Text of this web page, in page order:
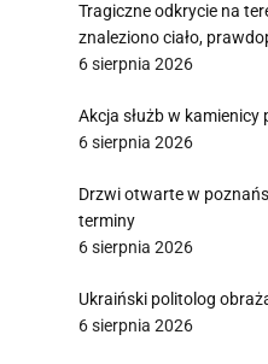
Tragiczne odkrycie na
znaleziono ciało,
6 sierpnia 2026
Akcja służb w kamienicy
6 sierpnia 2026
Drzwi otwarte w
terminy
6 sierpnia 2026
Ukraiński politolog
6 sierpnia 2026